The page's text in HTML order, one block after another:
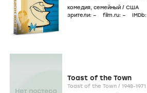
комедия, семейный / США
зрители: – film.ru: – IMDb:
Toast of the Town
Toast of the Town / 1948-1971